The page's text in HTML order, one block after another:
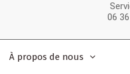
06
À propos de nous